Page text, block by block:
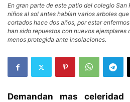
En gran parte de este patio del colegio
niños al sol antes habían varios arboles
cortados hace dos años, por estar
han sido repuestos con nuevos ejemplares
menos protegida ante insolaciones.
Demandan mas